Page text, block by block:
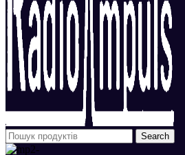
Search